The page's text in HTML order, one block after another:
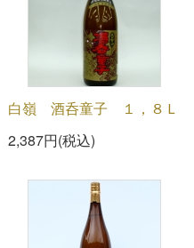
白嶺 酒呑童子 １，８Ｌ
2,387円(税込)